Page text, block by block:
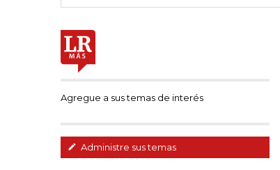
Agregue a sus temas de interés
Administre sus temas